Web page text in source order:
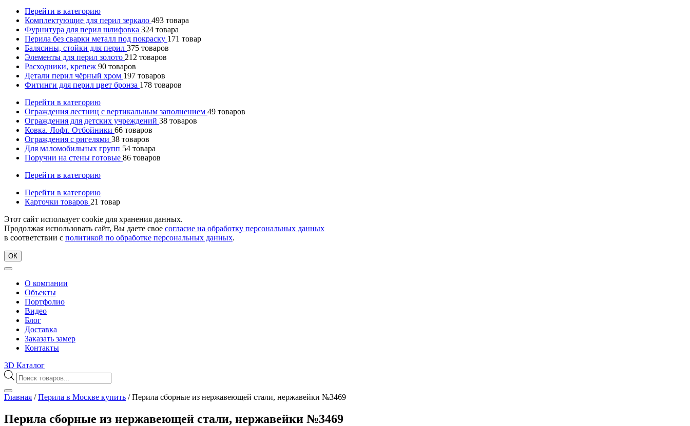
Перейти в категорию
Комплектующие для перил зеркало 493 товара
Фурнитура для перил шлифовка 324 товара
Перила без сварки металл под покраску 171 товар
Балясины, стойки для перил 375 товаров
Элементы для перил золото 212 товаров
Расходники, крепеж 90 товаров
Детали перил чёрный хром 197 товаров
Фитинги для перил цвет бронза 178 товаров
Перейти в категорию
Ограждения лестниц с вертикальным заполнением 49 товаров
Ограждения для детских учреждений 38 товаров
Ковка. Лофт. Отбойники 66 товаров
Ограждения с ригелями 38 товаров
Для маломобильных групп 54 товара
Поручни на стены готовые 86 товаров
Перейти в категорию
Перейти в категорию
Карточки товаров 21 товар
Этот сайт использует cookie для хранения данных.
Продолжая использовать сайт, Вы даете свое согласие на обработку персональных данных
в соответствии с политикой по обработке персональных данных.
ОК
О компании
Объекты
Портфолио
Видео
Блог
Доставка
Заказать замер
Контакты
3D Каталог
Поиск
товаров
Главная /Перила в Москве купить /Перила сборные из нержавеющей стали, нержавейки №3469
Перила сборные из нержавеющей стали, нержавейки №3469